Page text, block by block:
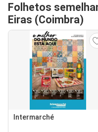
Folhetos
Eiras (Coimbra)
Intermarché